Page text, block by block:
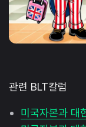
관련 BLT칼럼
미국자본과 대